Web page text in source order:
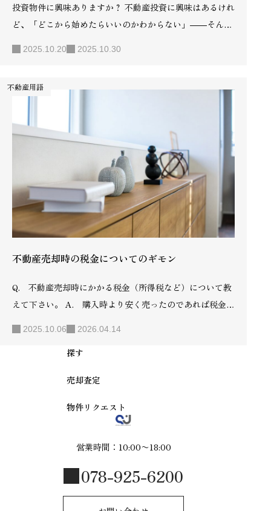
投資物件に興味ありますか？ 不動産投資に興味はあるけれ
ど、「どこから始めたらいいのかわからない」――そんな
抑えながら、安定した家賃収入を目指せます。 また、中古
ため、将来的な売却や運用の幅も広がります。 「難しそ
う」「リスクがありそう」と感じる投資も、最初の一歩を
踏み出せば想像以上に身近なもの。 安心してスタートでき
る中古戸建投資で、あなたの“資産づくり”を始めてみませ
んか？ 投資物件を…
2025.10.20 2025.10.30
不動産用語
不動産売却時の税金についてのギモン
Q. 不動産売却時にかかる税金（所得税など）について教
えて下さい。 A. 購入時より安く売ったのであれば税金は
かるのか、売却する前に確認しておきましょう。 不動産を
給料が代表的なもので、毎回所得税として給与所得に課税
され引かれています。ほかにも自営業者の事業所得や、所
き課税の対象とな…
2025.10.06 2026.04.14
探す
売却査定
物件リクエスト
営業時間：10:00〜18:00
078-925-6200